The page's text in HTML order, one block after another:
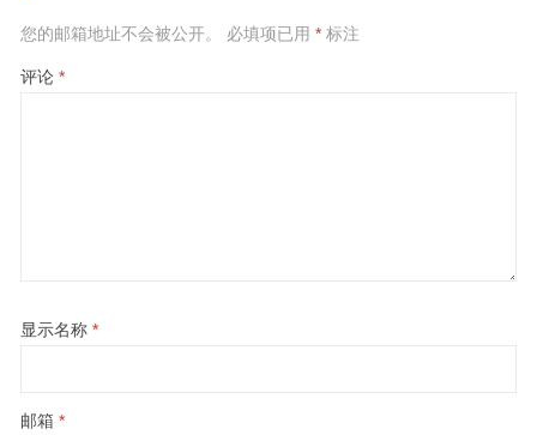
您的邮箱地址不会被公开。 必填项已用 *标注
评论 *
显示名称 *
邮箱 *